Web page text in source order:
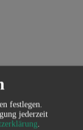
festlegen.
jederzeit
.